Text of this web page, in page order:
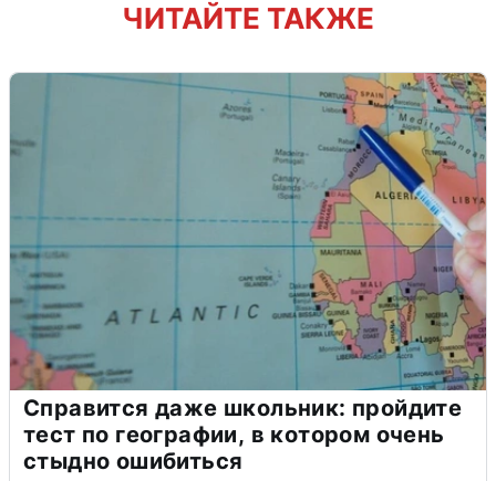
ЧИТАЙТЕ ТАКЖЕ
Справится даже школьник: пройдите
тест по географии, в котором очень
стыдно ошибиться